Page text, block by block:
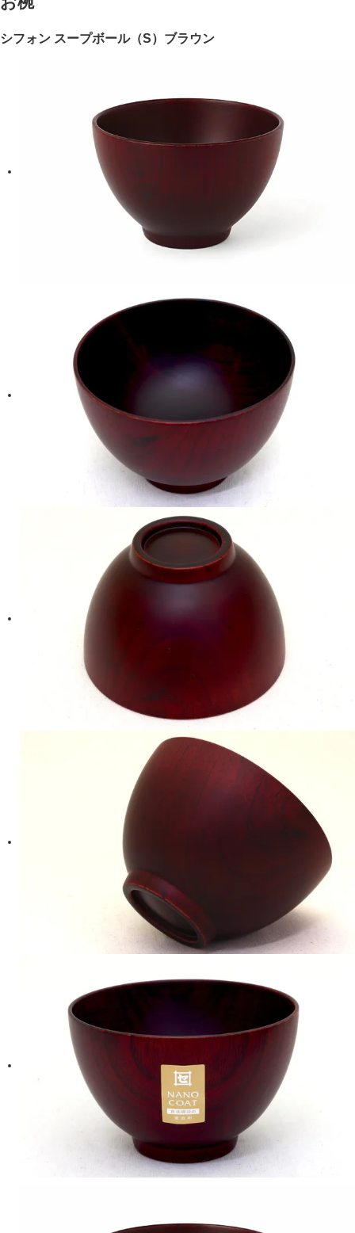
シフォン スープボール（S）ブラウン